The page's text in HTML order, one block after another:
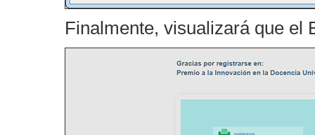
Finalmente, visualizará que el